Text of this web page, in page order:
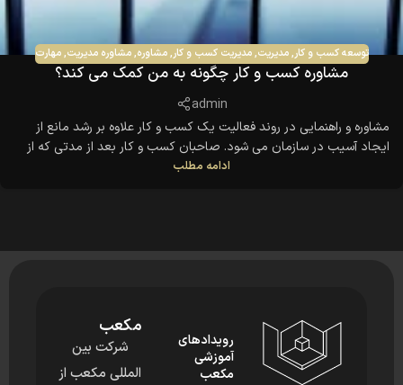
توسعه کسب و کار,مدیریت,مدیریت کسب و کار,مشاوره,مشاوره مدیریت,مهارت
مشاوره کسب و کار چگونه به من کمک می کند؟
admin
مشاوره و راهنمایی در روند فعالیت یک کسب و کار علاوه بر رشد مانع از
ایجاد آسیب در سازمان می شود. صاحبان کسب و کار بعد از مدتی که از
شروع کارشان می گذرد با مسائل و مشکلاتی مواجه می شوند یکی از مهم
ادامه مطلب
رویدادهای
آموزشی
مکعب
مکعب
شرکت بین
المللی مکعب از